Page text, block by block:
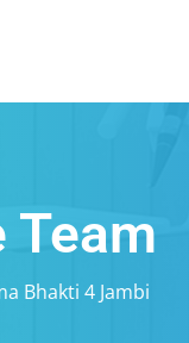
Team
Bhakti 4 Jambi